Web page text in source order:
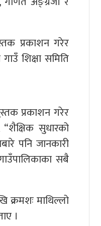
प्रकाशन गरेर
शिक्षा समिति
प्रकाशन गरेर
सुधारको
पनि जानकारी
सबै
क्रमशः माथिल्लो
।